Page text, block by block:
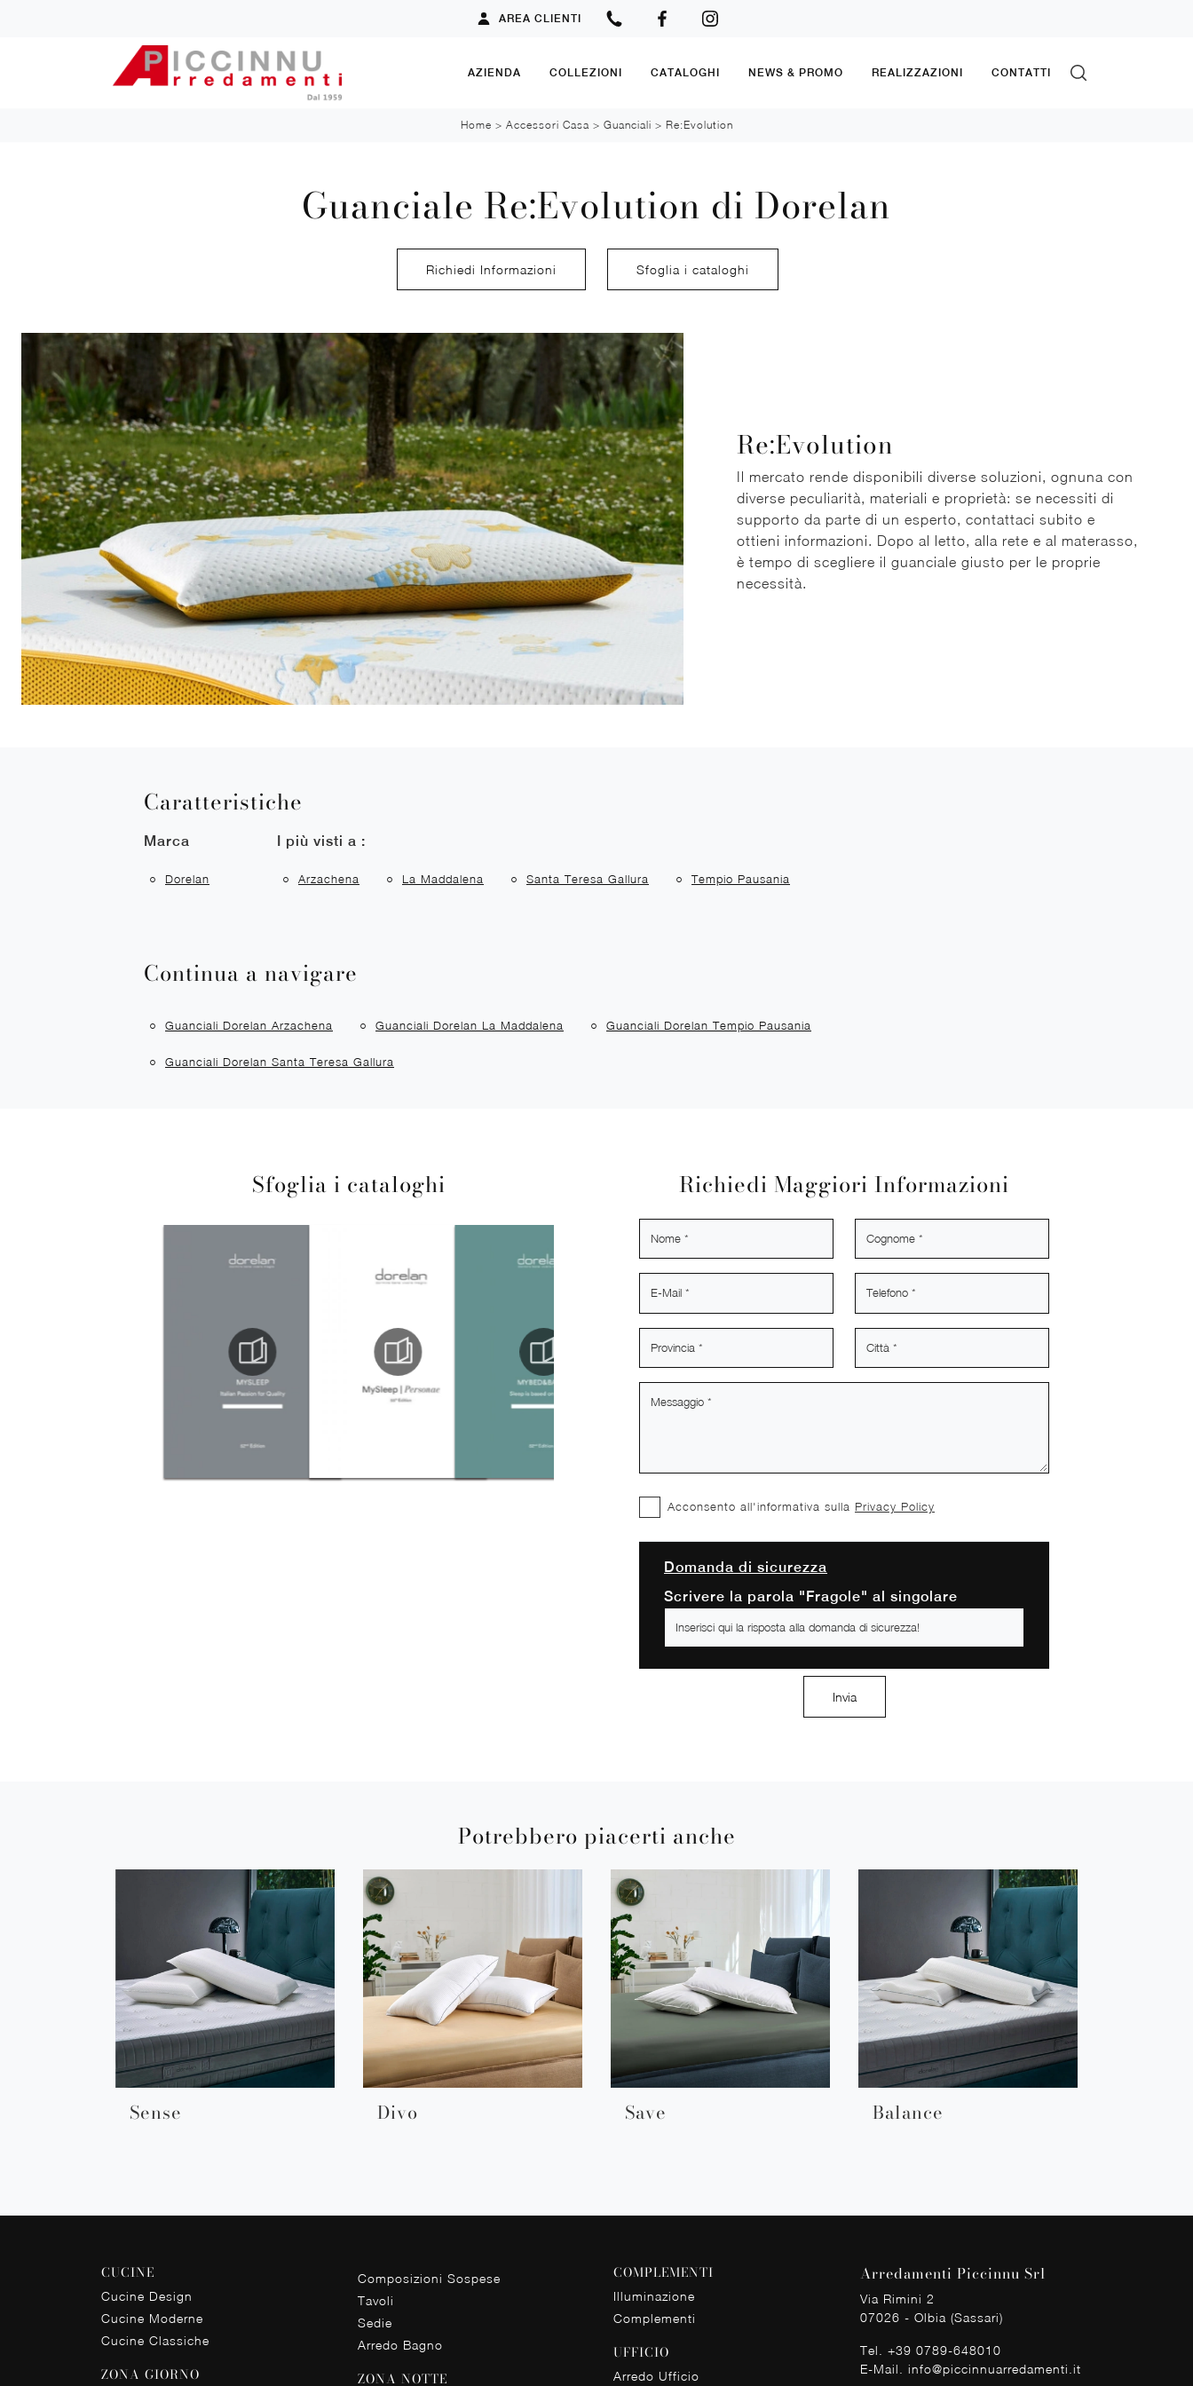
AREA CLIENTI
AZIENDA COLLEZIONI CATALOGHI NEWS & PROMO REALIZZAZIONI CONTATTI
Home > Accessori Casa > Guanciali > Re:Evolution
Guanciale Re:Evolution di Dorelan
Richiedi Informazioni Sfoglia i cataloghi
Re:Evolution
Il mercato rende disponibili diverse soluzioni, ognuna con
diverse peculiarità, materiali e proprietà: se necessiti di
supporto da parte di un esperto, contattaci subito e
ottieni informazioni. Dopo al letto, alla rete e al materasso,
è tempo di scegliere il guanciale giusto per le proprie
necessità.
Caratteristiche
Marca
Dorelan
I più visti a :
Arzachena La Maddalena Santa Teresa Gallura Tempio Pausania
Continua a navigare
Guanciali Dorelan Arzachena Guanciali Dorelan La Maddalena Guanciali Dorelan Tempio Pausania
Guanciali Dorelan Santa Teresa Gallura
Sfoglia i cataloghi Richiedi Maggiori Informazioni
Acconsento all'informativa sulla Privacy Policy
Domanda di sicurezza
Scrivere la parola "Fragole" al singolare
Invia
Potrebbero piacerti anche
Sense Divo Save Balance
CUCINE
Cucine Design
Cucine Moderne
Cucine Classiche
ZONA GIORNO
Composizioni Sospese
Tavoli
Sedie
Arredo Bagno
ZONA NOTTE
COMPLEMENTI
Illuminazione
Complementi
UFFICIO
Arredo Ufficio
Arredamenti Piccinnu Srl
Via Rimini 2
07026 - Olbia (Sassari)
Tel. +39 0789-648010
E-Mail. info@piccinnuarredamenti.it